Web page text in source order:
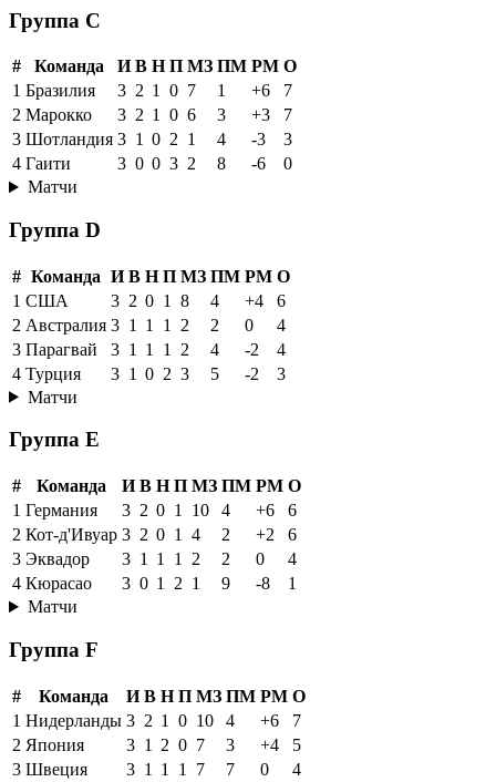
Группа C
# Команда И В Н П МЗ ПМ РМ О
1 Бразилия 3 2 1 0 7 1 +6
7
2 Марокко 3 2 1 0 6 3 +3
7
3 Шотландия 3 1 0 2 1 4 -3
3
4 Гаити 3 0 0 3 2 8 -6
0
Матчи
Группа D
# Команда И В Н П МЗ ПМ РМ О
1 США 3 2 0 1 8 4 +4
6
2 Австралия 3 1 1 1 2 2 0
4
3 Парагвай 3 1 1 1 2 4 -2
4
4 Турция 3 1 0 2 3 5 -2
3
Матчи
Группа E
# Команда И В Н П МЗ ПМ РМ О
1 Германия 3 2 0 1 10 4 +6
6
2 Кот-д'Ивуар 3 2 0 1 4 2 +2
6
3 Эквадор 3 1 1 1 2 2 0
4
4 Кюрасао 3 0 1 2 1 9 -8
1
Матчи
Группа F
# Команда И В Н П МЗ ПМ РМ О
1 Нидерланды 3 2 1 0 10 4 +6
7
2 Япония 3 1 2 0 7 3 +4
5
3 Швеция 3 1 1 1 7 7 0
4